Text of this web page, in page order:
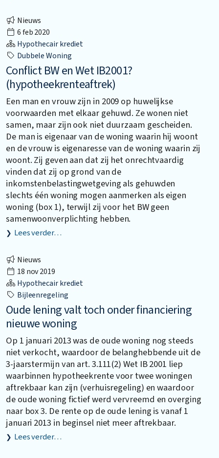
Nieuws
6 feb 2020
Hypothecair krediet
Dubbele Woning
Conflict BW en Wet IB2001?
(hypotheekrenteaftrek)
Een man en vrouw zijn in 2009 op huwelijkse
voorwaarden met elkaar gehuwd. Ze wonen niet
samen, maar zijn ook niet duurzaam gescheiden.
De man is eigenaar van de woning waarin hij woont
en de vrouw is eigenaresse van de woning waarin zij
woont. Zij geven aan dat zij het onrechtvaardig
vinden dat zij op grond van de
inkomstenbelastingwetgeving als gehuwden
slechts één woning mogen aanmerken als eigen
woning (box 1), terwijl zij voor het BW geen
samenwoonverplichting hebben.
Lees verder…
Nieuws
18 nov 2019
Hypothecair krediet
Bijleenregeling
Oude lening valt toch onder financiering
nieuwe woning
Op 1 januari 2013 was de oude woning nog steeds
niet verkocht, waardoor de belanghebbende uit de
3-jaarstermijn van art. 3.111(2) Wet IB 2001 liep
waarbinnen hypotheekrente voor twee woningen
aftrekbaar kan zijn (verhuisregeling) en waardoor
de oude woning fictief werd vervreemd en overging
naar box 3. De rente op de oude lening is vanaf 1
januari 2013 in beginsel niet meer aftrekbaar.
Lees verder…